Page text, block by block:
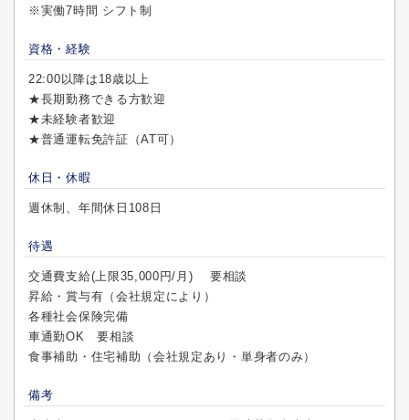
※実働7時間 シフト制
資格・経験
22:00以降は18歳以上
★長期勤務できる方歓迎
★未経験者歓迎
★普通運転免許証（AT可）
休日・休暇
週休制、年間休日108日
待遇
交通費支給(上限35,000円/月) 要相談
昇給・賞与有（会社規定により）
各種社会保険完備
車通勤OK 要相談
食事補助・住宅補助（会社規定あり・単身者のみ）
備考